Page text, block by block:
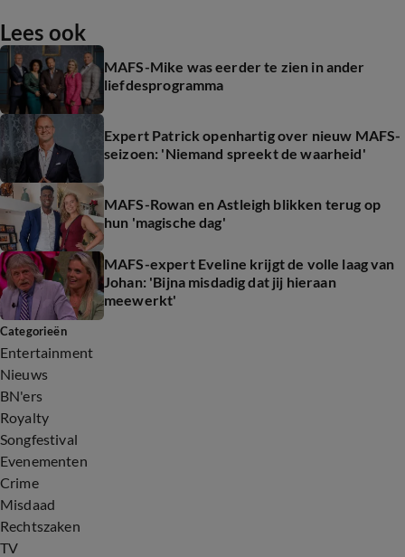
Lees ook
MAFS-Mike was eerder te zien in ander
liefdesprogramma
Expert Patrick openhartig over nieuw MAFS-
seizoen: 'Niemand spreekt de waarheid'
MAFS-Rowan en Astleigh blikken terug op
hun 'magische dag'
MAFS-expert Eveline krijgt de volle laag van
Johan: 'Bijna misdadig dat jij hieraan
meewerkt'
Categorieën
Entertainment
Nieuws
BN'ers
Royalty
Songfestival
Evenementen
Crime
Misdaad
Rechtszaken
TV